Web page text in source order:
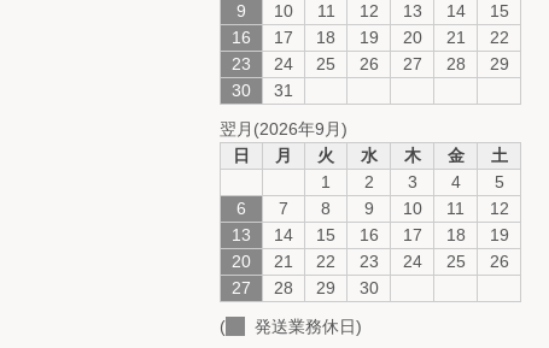
9
10 11 12 13 14
15
16
17 18 19 20 21
22
23
24 25 26 27 28
29
30
31
翌月(2026年9月)
日
月 火 水 木 金
土
1
2 3 4
5
6
7 8 9 10 11
12
13
14 15 16 17 18
19
20
21 22 23 24 25
26
27
28 29
30
(
発送業務休日)